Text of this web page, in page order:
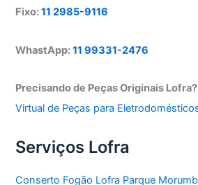
Fixo:11 2985-9116
WhastApp:11 99331-2476
Precisando de Peças Originais Lofra?
Virtual de Peças para
Serviços Lofra
Conserto Fogão Lofra Parque